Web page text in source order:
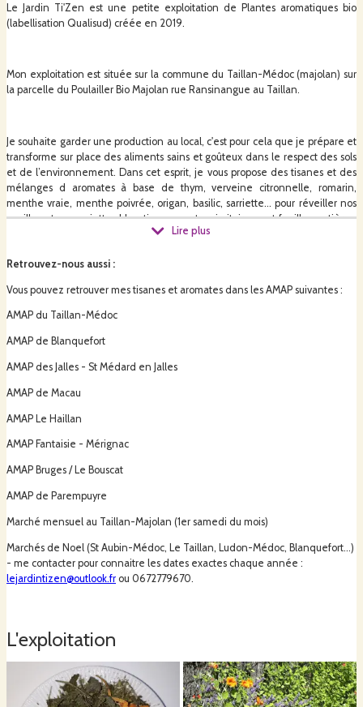
Le Jardin Ti'Zen est une petite exploitation de Plantes aromatiques bio
(labellisation Qualisud) créée en 2019.
Mon exploitation est située sur la commune du Taillan-Médoc (majolan) sur
la parcelle du Poulailler Bio Majolan rue Ransinangue au Taillan.
Je souhaite garder une production au local, c'est pour cela que je prépare et
transforme sur place des aliments sains et goûteux dans le respect des sols
et de l’environnement. Dans cet esprit, je vous propose des tisanes et des
mélanges d aromates à base de thym, verveine citronnelle, romarin,
menthe vraie, menthe poivrée, origan, basilic, sarriette… pour réveiller nos
papilles et nos assiettes ! Les tisanes sont majoritairement feuilles entières,
la culture, la récolte, le mondage, la mise en sachet sont effectués à la main
savons bio réalisés avec mes plantes, des mélanges d'aromates et spiruline
verveine citronnelle...) réalisé à partir d'infusion de me splantes pour en
garder les bienfaits et le gout.
Pour venir me rendre visite merci de m'envoyer un message pour que l'on
Lire plus
Retrouvez-nous aussi :
Vous pouvez retrouver mes tisanes et aromates dans les AMAP suivantes :
AMAP du Taillan-Médoc
AMAP de Blanquefort
AMAP des Jalles - St Médard en Jalles
AMAP de Macau
AMAP Le Haillan
AMAP Fantaisie - Mérignac
AMAP Bruges / Le Bouscat
AMAP de Parempuyre
Marché mensuel au Taillan-Majolan (1er samedi du mois)
Marchés de Noel (St Aubin-Médoc, Le Taillan, Ludon-Médoc, Blanquefort...)
- me contacter pour connaitre les dates exactes chaque année :
lejardintizen@outlook.fr ou 0672779670.
L'exploitation